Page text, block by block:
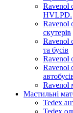
Ravenol
HVLPD.
Ravenol
скутерів
Ravenol
та бусів
Ravenol
Ravenol
Ravenol
Мастильні
Tedex
Tedex